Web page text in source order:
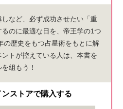
など、必ず成功させたい「重
のに最適な日を、帝王学の1つ
の歴史をもつ占星術をもとに解
トが控えている人は、本書を
組もう！
ストアで購入する